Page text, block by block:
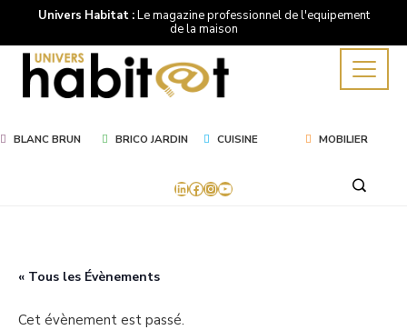
Univers Habitat :Le magazine professionnel de l'equipement
de la maison
BLANC BRUN BRICO JARDIN CUISINE MOBILIER
LinkedIn
Facebook
Instagram
YouTube
« Tous les Évènements
Cet évènement est passé.